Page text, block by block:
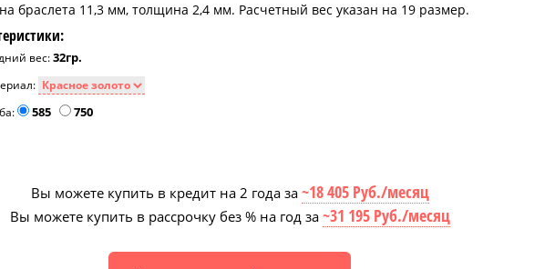
браслета 11,3 мм, толщина 2,4 мм. Расчетный вес указан на 19 размер.
вес:32гр.
585 750
Вы можете купить в кредит на 2 года за ~18 405 Руб./месяц
Вы можете купить в рассрочку без % на год за ~31 195 Руб./месяц